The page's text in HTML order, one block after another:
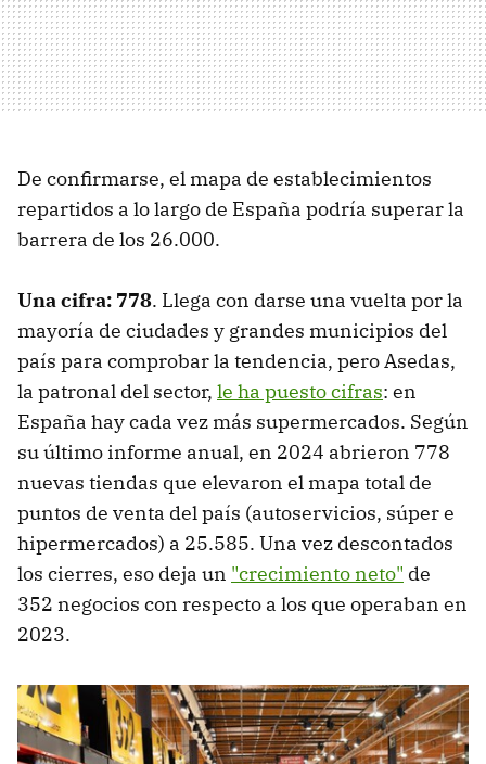
De confirmarse, el mapa de establecimientos
repartidos a lo largo de España podría superar la
barrera de los 26.000.
Una cifra: 778. Llega con darse una vuelta por la
mayoría de ciudades y grandes municipios del
país para comprobar la tendencia, pero Asedas,
la patronal del sector, le ha puesto cifras: en
España hay cada vez más supermercados. Según
su último informe anual, en 2024 abrieron 778
nuevas tiendas que elevaron el mapa total de
puntos de venta del país (autoservicios, súper e
hipermercados) a 25.585. Una vez descontados
los cierres, eso deja un "crecimiento neto" de
352 negocios con respecto a los que operaban en
2023.